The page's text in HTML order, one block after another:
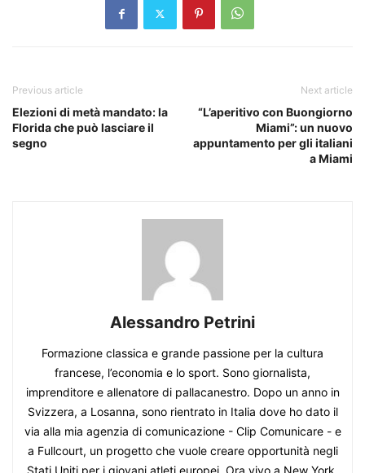
Previous article
Elezioni di metà mandato: la
Florida che può lasciare il
segno
Next article
“L’aperitivo con Buongiorno
Miami”: un nuovo
appuntamento per gli italiani
a Miami
Alessandro Petrini
Formazione classica e grande passione per la cultura
francese, l’economia e lo sport. Sono giornalista,
imprenditore e allenatore di pallacanestro. Dopo un anno in
Svizzera, a Losanna, sono rientrato in Italia dove ho dato il
via alla mia agenzia di comunicazione - Clip Comunicare - e
a Fullcourt, un progetto che vuole creare opportunità negli